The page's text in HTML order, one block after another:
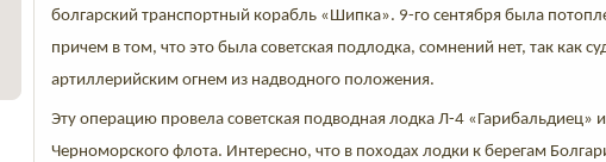
болгарский транспортный корабль «Шипка». 9-го сентября была
причем в том, что это была советская подлодка, сомнений нет, так как
артиллерийским огнем из надводного положения.
Эту операцию провела советская подводная лодка Л-4
Черноморского флота. Интересно, что в походах лодки к берегам